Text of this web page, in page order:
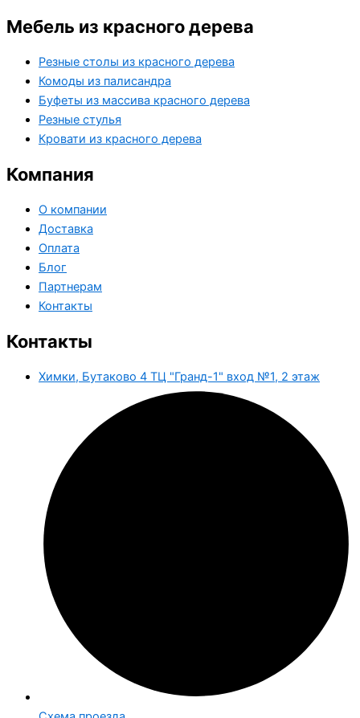
Мебель из красного дерева
Резные столы из красного дерева
Комоды из палисандра
Буфеты из массива красного дерева
Резные стулья
Кровати из красного дерева
Компания
О компании
Доставка
Оплата
Блог
Партнерам
Контакты
Контакты
Химки, Бутаково 4 ТЦ "Гранд-1" вход №1, 2 этаж